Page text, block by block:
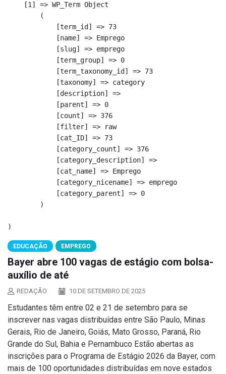
    [1] => WP_Term Object
        (
            [term_id] => 73
            [name] => Emprego
            [slug] => emprego
            [term_group] => 0
            [term_taxonomy_id] => 73
            [taxonomy] => category
            [description] =>
            [parent] => 0
            [count] => 376
            [filter] => raw
            [cat_ID] => 73
            [category_count] => 376
            [category_description] =>
            [cat_name] => Emprego
            [category_nicename] => emprego
            [category_parent] => 0
        )
EDUCAÇÃO EMPREGO
Bayer abre 100 vagas de estágio com bolsa-
auxílio de até
REDAÇÃO 10 DE SETEMBRO DE 2025
Estudantes têm entre 02 e 21 de setembro para se
inscrever nas vagas distribuídas entre São Paulo, Minas
Gerais, Rio de Janeiro, Goiás, Mato Grosso, Paraná, Rio
Grande do Sul, Bahia e Pernambuco Estão abertas as
inscrições para o Programa de Estágio 2026 da Bayer, com
mais de 100 oportunidades distribuídas em nove estados